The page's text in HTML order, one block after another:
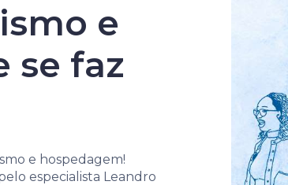
e
se faz
e hospedagem!
especialista Leandro